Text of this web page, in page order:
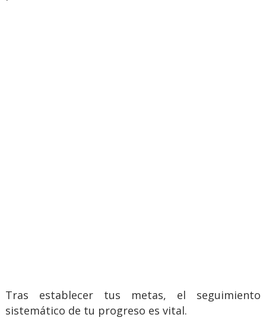
Tras establecer tus metas, el seguimiento
sistemático de tu progreso es vital.